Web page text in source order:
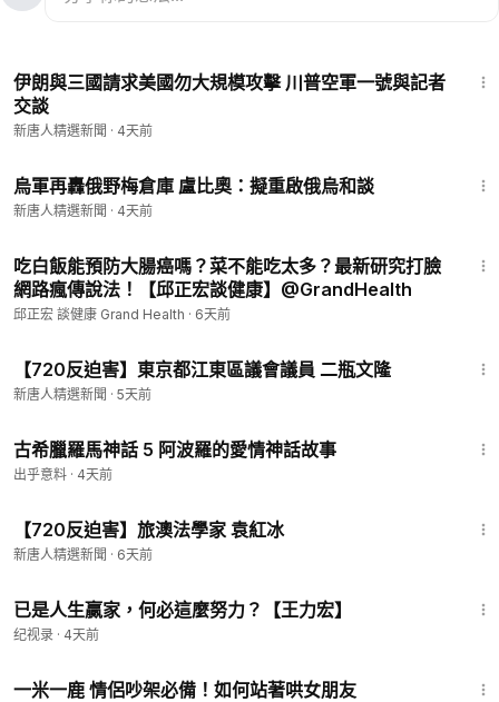
伊朗與三國請求美國勿大規模攻擊 川普空軍一號與記者
交談
新唐人精選新聞 · 4天前
烏軍再轟俄野梅倉庫 盧比奧：擬重啟俄烏和談
新唐人精選新聞 · 4天前
吃白飯能預防大腸癌嗎？菜不能吃太多？最新研究打臉
網路瘋傳說法！【邱正宏談健康】@GrandHealth
邱正宏 談健康 Grand Health · 6天前
【720反迫害】東京都江東區議會議員 二瓶文隆
新唐人精選新聞 · 5天前
古希臘羅馬神話 5 阿波羅的愛情神話故事
出乎意料 · 4天前
【720反迫害】旅澳法學家 袁紅冰
新唐人精選新聞 · 6天前
已是人生贏家，何必這麼努力？【王力宏】
纪视录 · 4天前
一米一鹿 情侶吵架必備！如何站著哄女朋友